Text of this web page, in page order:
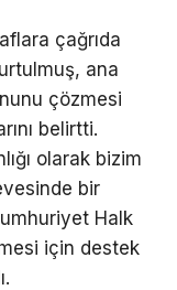
çağrıda
ana
çözmesi
belirtti.
olarak bizim
bir
Halk
için destek